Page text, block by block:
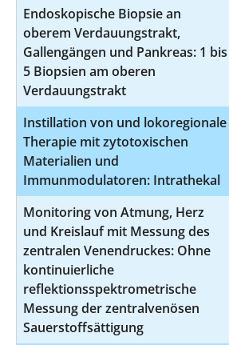
Endoskopische Biopsie an
oberem Verdauungstrakt,
Gallengängen und Pankreas: 1 bis
5 Biopsien am oberen
Verdauungstrakt
Instillation von und lokoregionale
Therapie mit zytotoxischen
Materialien und
Immunmodulatoren: Intrathekal
Monitoring von Atmung, Herz
und Kreislauf mit Messung des
zentralen Venendruckes: Ohne
kontinuierliche
reflektionsspektrometrische
Messung der zentralvenösen
Sauerstoffsättigung